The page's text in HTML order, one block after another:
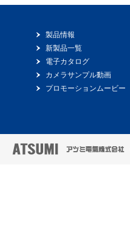
製品情報
新製品一覧
電子カタログ
カメラサンプル動画
プロモーションムービー